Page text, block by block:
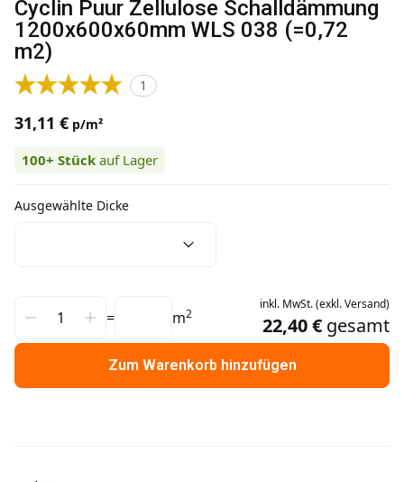
Cyclin Puur Zellulose Schalldämmung
1200x600x60mm WLS 038 (=0,72
m2)
1
31,11 € p/m²
100+ Stück auf Lager
Ausgewählte Dicke
= m2
inkl. MwSt.(exkl.Versand)
22,40 € gesamt
Zum Warenkorb hinzufügen